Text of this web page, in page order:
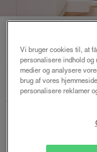
Forside Plisségardiner
Astrid
Vi bruger cookies til, at
personalisere indhold
medier og analysere
brug af vores
personalisere reklamer